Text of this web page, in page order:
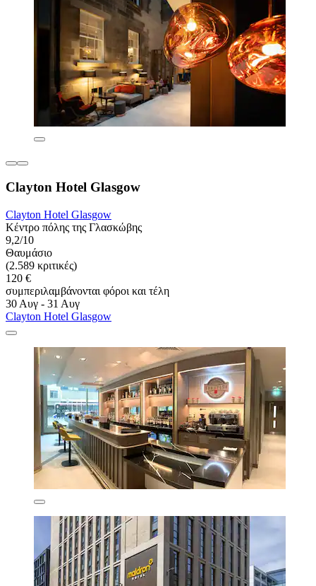
Clayton Hotel Glasgow
Clayton Hotel Glasgow
Κέντρο πόλης της Γλασκώβης
9,2/10
Θαυμάσιο
(2.589 κριτικές)
120 €
συμπεριλαμβάνονται φόροι και τέλη
30 Αυγ - 31 Αυγ
Clayton Hotel Glasgow